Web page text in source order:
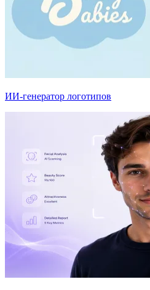
ИИ-генератор логотипов